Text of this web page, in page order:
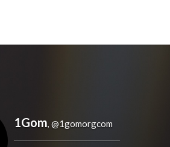
1Gom, @1gomorgcom